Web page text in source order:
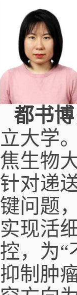
都书博
立大学
焦生物
针对递
键问题
实现活
控，为“
抑制肿